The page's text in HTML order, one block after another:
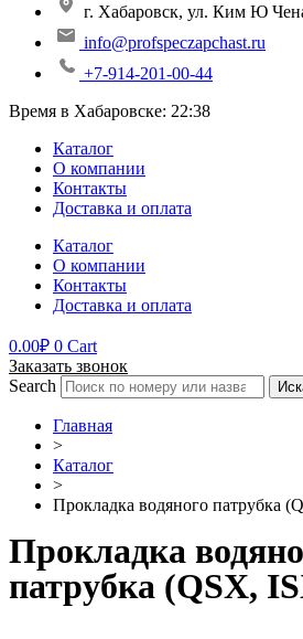
г. Хабаровск, ул. Ким Ю
info@profspeczapchast.ru
+7-914-201-00-44
Время в Хабаровске: 22:38
Каталог
О компании
Контакты
Доставка и оплата
Каталог
О компании
Контакты
Доставка и оплата
0.00₽ 0 Cart
Заказать звонок
Search
Главная
>
Каталог
>
Прокладка водяного патрубка
Прокладка
патрубка (QSX,